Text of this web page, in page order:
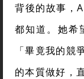
背後的故事，
都知道。她希
「畢竟我的競
的本質做好，